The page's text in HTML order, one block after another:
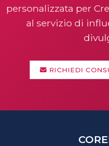
personalizzata per
al servizio di
RICHIEDI